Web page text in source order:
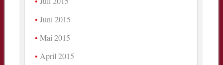
Juni 2015
Mai 2015
April 2015